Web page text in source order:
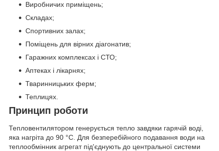
Виробничих приміщень;
Складах;
Спортивних залах;
Поміщень для вірних діагонатив;
Гаражних комплексах і СТО;
Аптеках і лікарнях;
Тваринницьких ферм;
Теплицях.
Принцип роботи
Тепловентилятором генерується тепло завдяки гарячій воді,
яка нагріта до 90 °C. Для безперебійного подавання води на
теплообмінник агрегат під'єднують до центральної системи